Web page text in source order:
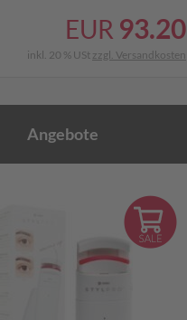
EUR 93.20
inkl. 20 % USt zzgl. Versandkosten
Angebote